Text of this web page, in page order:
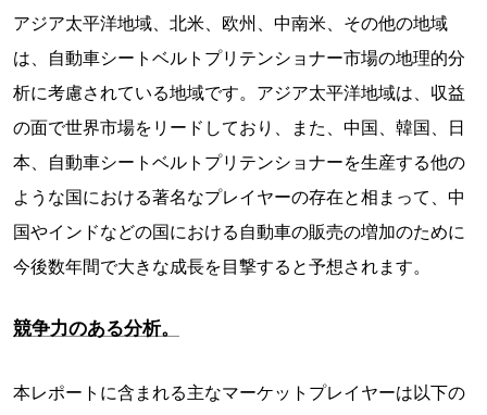
アジア太平洋地域、北米、欧州、中南米、その他の地域
は、自動車シートベルトプリテンショナー市場の地理的分
析に考慮されている地域です。アジア太平洋地域は、収益
の面で世界市場をリードしており、また、中国、韓国、日
本、自動車シートベルトプリテンショナーを生産する他の
ような国における著名なプレイヤーの存在と相まって、中
国やインドなどの国における自動車の販売の増加のために
今後数年間で大きな成長を目撃すると予想されます。
競争力のある分析。
本レポートに含まれる主なマーケットプレイヤーは以下の